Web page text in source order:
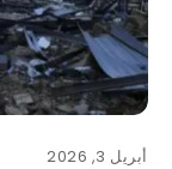
أبريل 3, 2026